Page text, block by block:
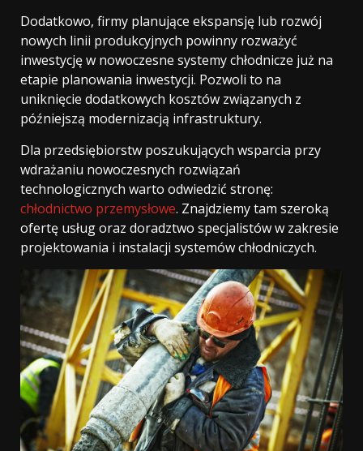
Dodatkowo, firmy planujące ekspansję lub rozwój
nowych linii produkcyjnych powinny rozważyć
inwestycję w nowoczesne systemy chłodnicze już na
etapie planowania inwestycji. Pozwoli to na
uniknięcie dodatkowych kosztów związanych z
późniejszą modernizacją infrastruktury.
Dla przedsiębiorstw poszukujących wsparcia przy
wdrażaniu nowoczesnych rozwiązań
technologicznych warto odwiedzić stronę:
chłodnictwo przemysłowe. Znajdziemy tam szeroką
ofertę usług oraz doradztwo specjalistów w zakresie
projektowania i instalacji systemów chłodniczych.